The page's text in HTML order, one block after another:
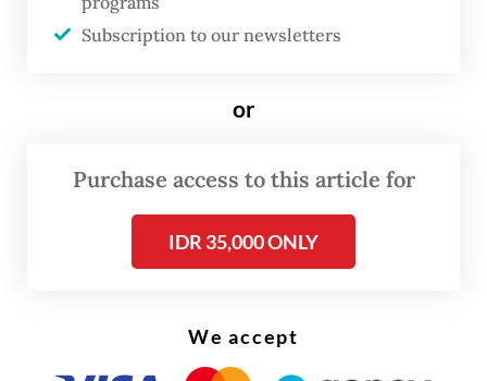
"Hari ini pemerintah memutuskan kenaikan
Subscription to our newsletters
or
Purchase access to this article for
IDR 35,000 ONLY
We accept